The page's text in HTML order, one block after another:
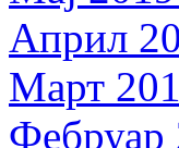
Април
Март
Фебруар